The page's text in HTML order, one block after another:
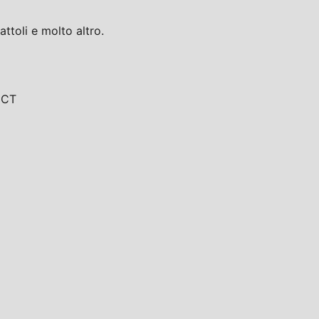
e molto altro.